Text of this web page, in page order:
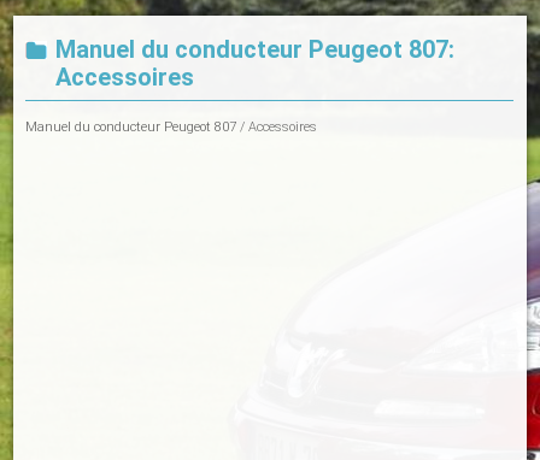
Manuel du conducteur Peugeot 807:
Accessoires
Manuel du conducteur Peugeot 807 / Accessoires